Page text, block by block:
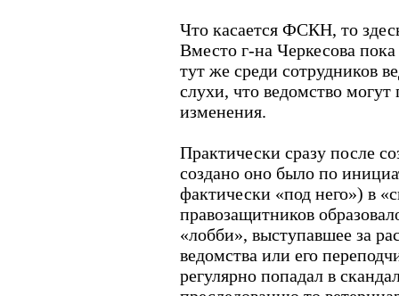
Что касается ФСКН, то
Вместо г-на Черкесова
тут же среди сотрудников
слухи, что ведомство
изменения.
Практически сразу после
создано оно было по
фактически «под него») в
правозащитников
«лобби», выступавшее за
ведомства или его
регулярно попадал в